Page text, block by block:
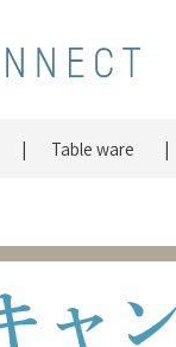
Table ware